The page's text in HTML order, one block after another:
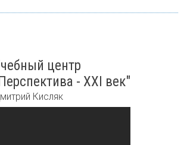
центр
- XXI век"
Кисляк